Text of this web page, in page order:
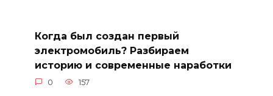
Когда был создан первый
электромобиль? Разбираем
историю и современные наработки
0 157